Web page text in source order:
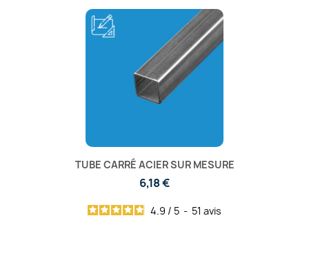
TUBE CARRÉ ACIER SUR MESURE
6,18 €
4.9 / 5 - 51 avis